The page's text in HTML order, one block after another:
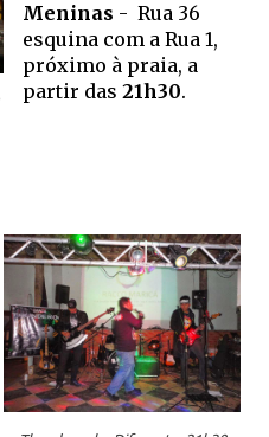
Meninas - Rua 36
esquina com a Rua 1,
próximo à praia, a
partir das 21h30.